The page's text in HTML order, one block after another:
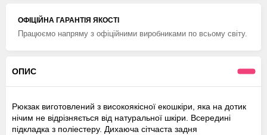
ОФІЦІЙНА ГАРАНТІЯ ЯКОСТІ
Працюємо напряму з офіційними виробниками по всьому світу.
ОПИС
Рюкзак виготовлений з високоякісної екошкіри, яка на дотик
нічим не відрізняється від натуральної шкіри. Всередині
підкладка з поліестеру. Дихаюча сітчаста задня